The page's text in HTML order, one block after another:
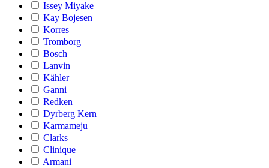
Issey Miyake
Kay Bojesen
Korres
Tromborg
Bosch
Lanvin
Kähler
Ganni
Redken
Dyrberg Kern
Karmameju
Clarks
Clinique
Armani